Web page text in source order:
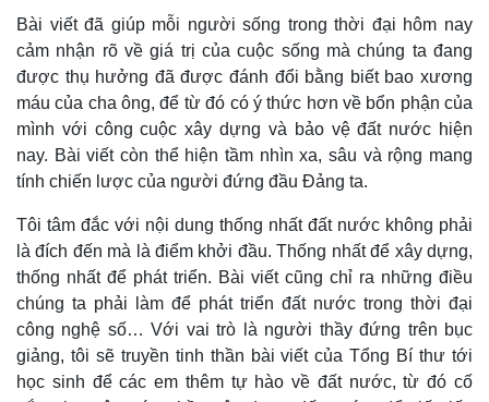
Bóng đá
Lịch thi đấu bóng đá
Thế giới thể thao
eSports
Hậu trường
Ô tô
Xe máy
Tư vấn
Bài viết đã giúp mỗi người sống trong thời đại hôm nay
cảm nhận rõ về giá trị của cuộc sống mà chúng ta đang
được thụ hưởng đã được đánh đổi bằng biết bao xương
máu của cha ông, để từ đó có ý thức hơn về bổn phận của
mình với công cuộc xây dựng và bảo vệ đất nước hiện
nay. Bài viết còn thể hiện tầm nhìn xa, sâu và rộng mang
tính chiến lược của người đứng đầu Đảng ta.
Tôi tâm đắc với nội dung thống nhất đất nước không phải
là đích đến mà là điểm khởi đầu. Thống nhất để xây dựng,
thống nhất để phát triển. Bài viết cũng chỉ ra những điều
chúng ta phải làm để phát triển đất nước trong thời đại
công nghệ số… Với vai trò là người thầy đứng trên bục
giảng, tôi sẽ truyền tinh thần bài viết của Tổng Bí thư tới
học sinh để các em thêm tự hào về đất nước, từ đó cố